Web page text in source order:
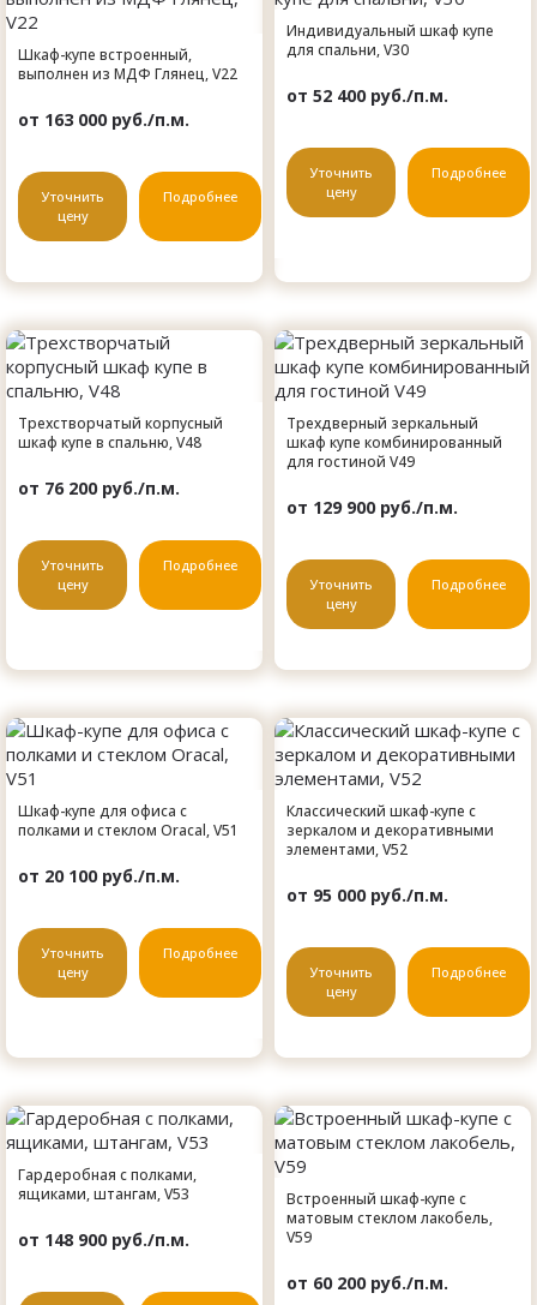
Шкаф-купе встроенный,
выполнен из МДФ Глянец, V22
от 163 000 руб./п.м.
Уточнить
цену
Подробнее
Индивидуальный шкаф купе
для спальни, V30
от 52 400 руб./п.м.
Уточнить
цену
Подробнее
Трехстворчатый корпусный
шкаф купе в спальню, V48
от 76 200 руб./п.м.
Уточнить
цену
Подробнее
Трехдверный зеркальный
шкаф купе комбинированный
для гостиной V49
от 129 900 руб./п.м.
Уточнить
цену
Подробнее
Шкаф-купе для офиса с
полками и стеклом Oracal, V51
от 20 100 руб./п.м.
Уточнить
цену
Подробнее
Классический шкаф-купе с
зеркалом и декоративными
элементами, V52
от 95 000 руб./п.м.
Уточнить
цену
Подробнее
Гардеробная с полками,
ящиками, штангам, V53
от 148 900 руб./п.м.
Встроенный шкаф-купе с
матовым стеклом лакобель,
V59
от 60 200 руб./п.м.